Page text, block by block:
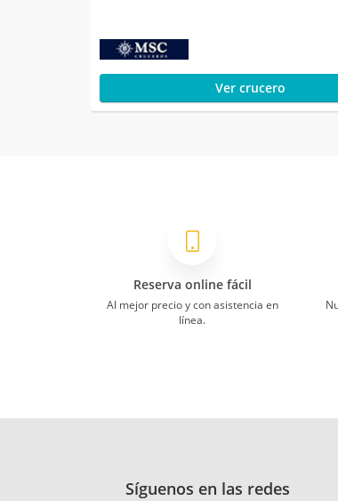
Ver crucero
Reserva online fácil
Al mejor precio y con asistencia en
línea.
Síguenos en las redes